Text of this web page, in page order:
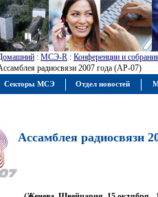
: МСЭ-R : Конференции и
радиосвязи 2007 года (АР-07)
Ассамблея радиосвязи
Секторы МСЭ Отдел новостей